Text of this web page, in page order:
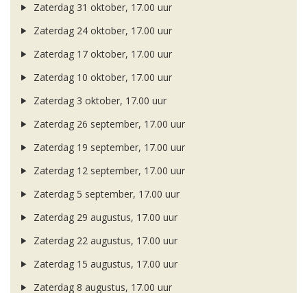
Zaterdag 31 oktober, 17.00 uur
Zaterdag 24 oktober, 17.00 uur
Zaterdag 17 oktober, 17.00 uur
Zaterdag 10 oktober, 17.00 uur
Zaterdag 3 oktober, 17.00 uur
Zaterdag 26 september, 17.00 uur
Zaterdag 19 september, 17.00 uur
Zaterdag 12 september, 17.00 uur
Zaterdag 5 september, 17.00 uur
Zaterdag 29 augustus, 17.00 uur
Zaterdag 22 augustus, 17.00 uur
Zaterdag 15 augustus, 17.00 uur
Zaterdag 8 augustus, 17.00 uur